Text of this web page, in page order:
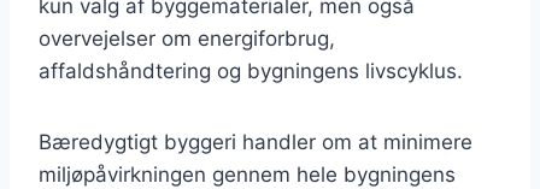
kun valg af byggematerialer, men også
overvejelser om energiforbrug,
affaldshåndtering og bygningens livscyklus.
Bæredygtigt byggeri handler om at minimere
miljøpåvirkningen gennem hele bygningens